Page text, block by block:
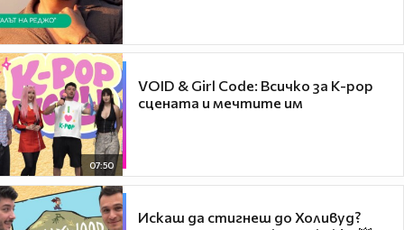
07:50
VOID & Girl Code: Всичко за K-pop
сцената и мечтите им
Искаш да стигнеш до Холивуд?